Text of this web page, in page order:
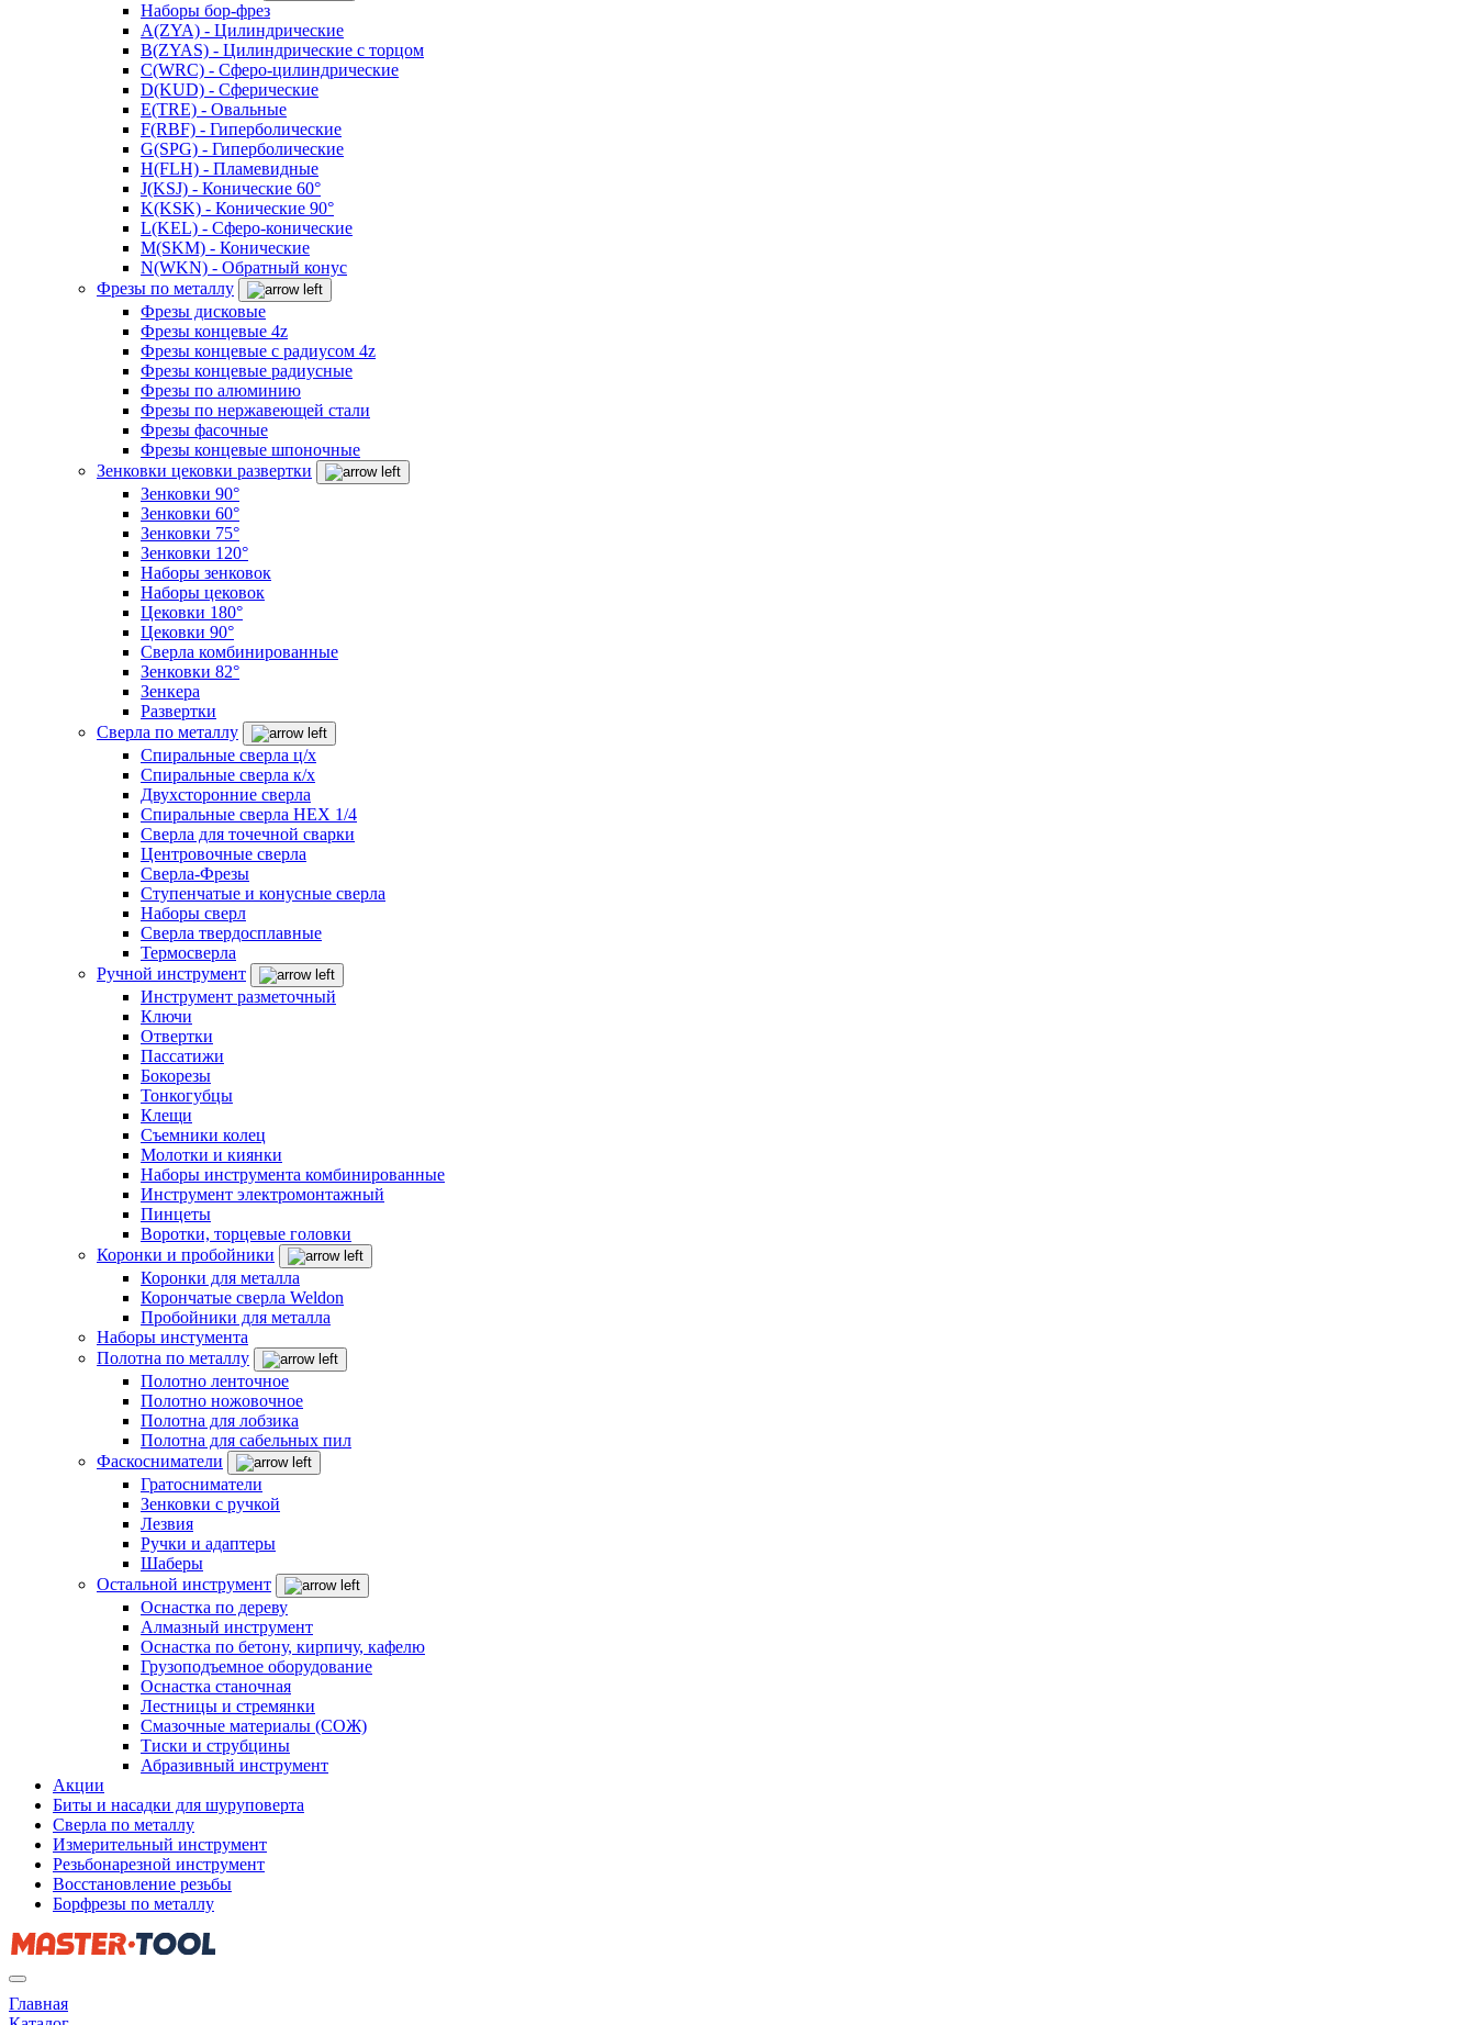
Наборы бор-фрез
A(ZYA) - Цилиндрические
B(ZYAS) - Цилиндрические с торцом
C(WRC) - Сферо-цилиндрические
D(KUD) - Сферические
E(TRE) - Овальные
F(RBF) - Гиперболические
G(SPG) - Гиперболические
H(FLH) - Пламевидные
J(KSJ) - Конические 60°
K(KSK) - Конические 90°
L(KEL) - Сферо-конические
M(SKM) - Конические
N(WKN) - Обратный конус
Фрезы по металлу
Фрезы дисковые
Фрезы концевые 4z
Фрезы концевые с радиусом 4z
Фрезы концевые радиусные
Фрезы по алюминию
Фрезы по нержавеющей стали
Фрезы фасочные
Фрезы концевые шпоночные
Зенковки цековки развертки
Зенковки 90°
Зенковки 60°
Зенковки 75°
Зенковки 120°
Наборы зенковок
Наборы цековок
Цековки 180°
Цековки 90°
Сверла комбинированные
Зенковки 82°
Зенкера
Развертки
Сверла по металлу
Спиральные сверла ц/х
Спиральные сверла к/х
Двухсторонние сверла
Спиральные сверла HEX 1/4
Сверла для точечной сварки
Центровочные сверла
Сверла-Фрезы
Ступенчатые и конусные сверла
Наборы сверл
Сверла твердосплавные
Термосверла
Ручной инструмент
Инструмент разметочный
Ключи
Отвертки
Пассатижи
Бокорезы
Тонкогубцы
Клещи
Съемники колец
Молотки и киянки
Наборы инструмента комбинированные
Инструмент электромонтажный
Пинцеты
Воротки, торцевые головки
Коронки и пробойники
Коронки для металла
Корончатые сверла Weldon
Пробойники для металла
Наборы инстумента
Полотна по металлу
Полотно ленточное
Полотно ножовочное
Полотна для лобзика
Полотна для сабельных пил
Фаскосниматели
Гратосниматели
Зенковки с ручкой
Лезвия
Ручки и адаптеры
Шаберы
Остальной инструмент
Оснастка по дереву
Алмазный инструмент
Оснастка по бетону, кирпичу, кафелю
Грузоподъемное оборудование
Оснастка станочная
Лестницы и стремянки
Смазочные материалы (СОЖ)
Тиски и струбцины
Абразивный инструмент
Акции
Биты и насадки для шуруповерта
Сверла по металлу
Измерительный инструмент
Резьбонарезной инструмент
Восстановление резьбы
Борфрезы по металлу
Главная